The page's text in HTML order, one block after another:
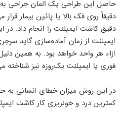
حاصل این طراحی یک المان جراحی
دقیقاً روی فک بالا یا پائین بیمار
دقیق کاشت ایمپلنت را انجام داد.
ازاء هر واحد خواهد بود. به همین
فوری یا ایمپلنت یک‌روزه نیز شناخته
در این روش میزان خطای انسانی به
کمترین درد و خونریزی کار کاشت